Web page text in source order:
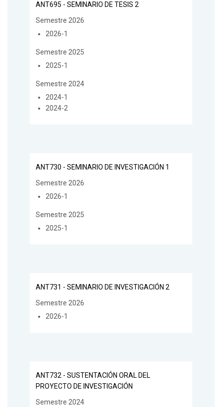
ANT695 - SEMINARIO DE TESIS 2
Semestre 2026
2026-1
Semestre 2025
2025-1
Semestre 2024
2024-1
2024-2
ANT730 - SEMINARIO DE INVESTIGACIÓN 1
Semestre 2026
2026-1
Semestre 2025
2025-1
ANT731 - SEMINARIO DE INVESTIGACIÓN 2
Semestre 2026
2026-1
ANT732 - SUSTENTACIÓN ORAL DEL
PROYECTO DE INVESTIGACIÓN
Semestre 2024